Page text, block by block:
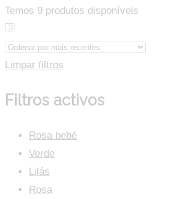
Temos 9 produtos disponíveis
Limpar filtros
Filtros activos
Rosa bebé
Verde
Lilás
Rosa